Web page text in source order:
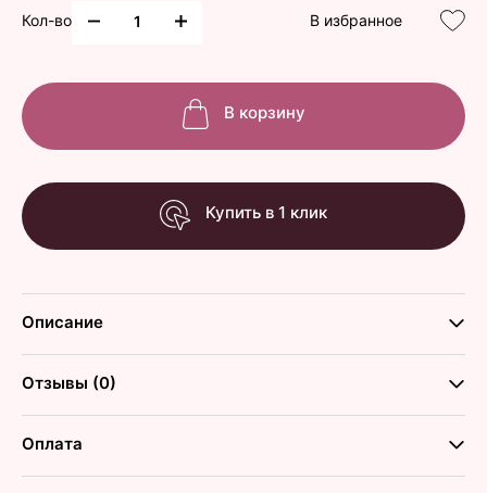
Кол-во В избранное
В корзину
Купить в 1 клик
Описание
Отзывы (0)
Оплата